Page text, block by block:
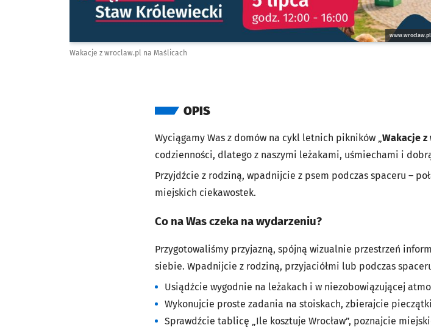
www.wroclaw.pl
Wakacje z wroclaw.pl na Maślicach
OPIS
Wyciągamy Was z domów na cykl letnich pikników „Wakacje z
codzienności, dlatego z naszymi leżakami, uśmiechami i
Przyjdźcie z rodziną, wpadnijcie z psem podczas spaceru –
miejskich ciekawostek.
Co na Was czeka na wydarzeniu?
Przygotowaliśmy przyjazną, spójną wizualnie przestrzeń
siebie. Wpadnijcie z rodziną, przyjaciółmi lub podczas
Usiądźcie wygodnie na leżakach i w niezobowiązującej
Wykonujcie proste zadania na stoiskach, zbierajcie
Sprawdźcie tablicę „Ile kosztuje Wrocław”, poznajcie